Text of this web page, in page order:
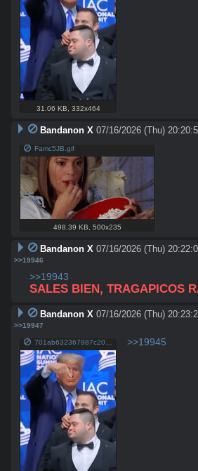
31.06 KB 332x464
Bandanon X 07/16/2026 (Thu)
Famc5JB.gif
498.39 KB 500x235
Bandanon X 07/16/2026 (Thu)
>>19946
>>19943
SALES BIEN, TRAGAPICOS
Bandanon X 07/16/2026 (Thu)
>>19947
>>19945